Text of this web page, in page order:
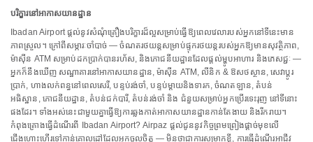
បរិក្ខារនៅអាកាសយានដ្ឋាន
Ibadan Airport ផ្តល់នូវសំណុំគ្រឿងបរិក្ខារដ៏ល្អសម្រាប់ធ្វើឱ្យពេលវេលារបស់អ្នកនៅទីនេះមាន
ភាពស្រួល។ ក្រៅពីសម្ភារៈចាំបាច់ — ចំណតរថយន្តសម្រាប់ផ្ទុករថយន្តរបស់អ្នកឱ្យមានសុវត្ថិភាព,
ម៉ាស៊ីន ATM សម្រាប់ដកប្រាក់បានរហ័ស, និងភោជនីយដ្ឋានដែលផ្តល់ម្ហូបអាហារ និងភេសជ្ជៈ —
អ្នកក៏នឹងឃើញ សណ្ឋាគារនៅអាកាសយានដ្ឋាន, ម៉ាស៊ីន ATM, លីនិក & ឱសថស្ថាន, សេវាប្តូរ
ប្រាក់, ហាងលក់ពន្ធនៅពេលសេរី, បន្ទប់រង់ចាំ, បន្ទប់ម្តាយនិងទារក, ចំណតឡាន, តំបន់
អធិស្ឋាន, ភោជនីយដ្ឋាន, តំបន់ជក់បារី, តំបន់រង់ចាំ និង ជំនួយសម្រាប់អ្នកប្រើរទេះរុញ នៅទីនោះ
ផងដែរ។ ទាំងអស់នេះជាមួយគ្នាធ្វើឱ្យការឆ្លងកាត់អាកាសយានដ្ឋានកាន់តែងាយ និងរីករាយ។
កំពុងគ្រោងធ្វើដំណើរពី Ibadan Airport? Airpaz ផ្តល់ជូននូវកិច្ចព្រមព្រៀងផ្តាច់មុខលើ
ជើងហោះហើរទៅកាន់គោលដៅដែលអ្នកចូលចិត្ត — មិនថាជាការសម្រាកខ្លី, ការធ្វើដំណើរអាជីវ